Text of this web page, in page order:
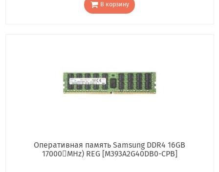
В корзину
Оперативная память Samsung DDR4 16GB
17000񢋕MHz) REG [M393A2G40DB0-CPB]